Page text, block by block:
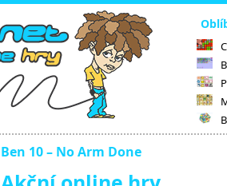
Ben 10 – No Arm Done